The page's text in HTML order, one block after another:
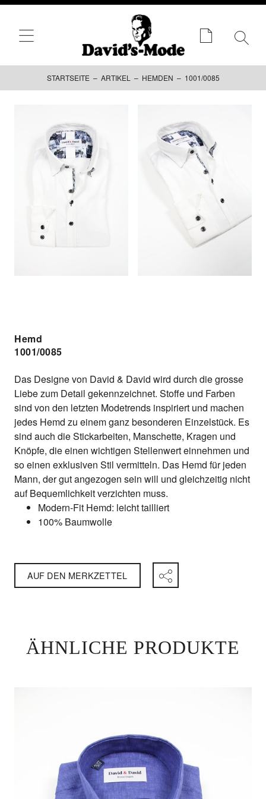
STARTSEITE – ARTIKEL – HEMDEN – 1001/0085
Hemd
1001/0085
Das Designe von David & David wird durch die grosse
Liebe zum Detail gekennzeichnet. Stoffe und Farben
sind von den letzten Modetrends inspiriert und machen
jedes Hemd zu einem ganz besonderen Einzelstück. Es
sind auch die Stickarbeiten, Manschette, Kragen und
Knöpfe, die einen wichtigen Stellenwert einnehmen und
so einen exklusiven Stil vermitteln. Das Hemd für jeden
Mann, der gut angezogen sein will und gleichzeitig nicht
auf Bequemlichkeit verzichten muss.
Modern-Fit Hemd: leicht tailliert
100% Baumwolle
AUF DEN MERKZETTEL
ÄHNLICHE PRODUKTE